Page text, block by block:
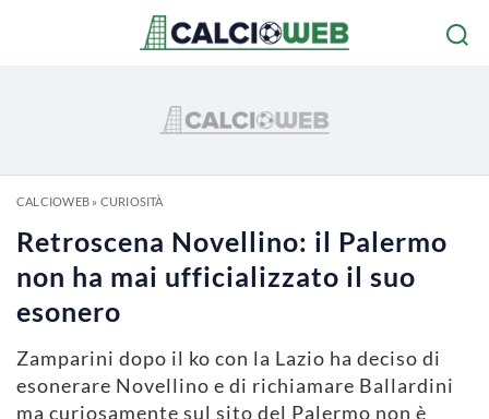
CALCIOWEB» CURIOSITÀ
Retroscena Novellino: il Palermo
non ha mai ufficializzato il suo
esonero
Zamparini dopo il ko con la Lazio ha deciso di
esonerare Novellino e di richiamare Ballardini
ma curiosamente sul sito del Palermo non è